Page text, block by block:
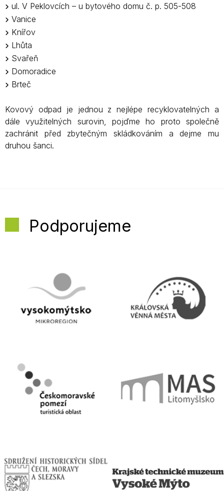
ul. V Peklovcích – u bytového domu č. p. 505-508
Vanice
Knířov
Lhůta
Svařeň
Domoradice
Brteč
Kovový odpad je jednou z nejlépe recyklovatelných a
dále využitelných surovin, pojďme ho proto společně
zachránit před zbytečným skládkováním a dejme mu
druhou šanci.
Podporujeme